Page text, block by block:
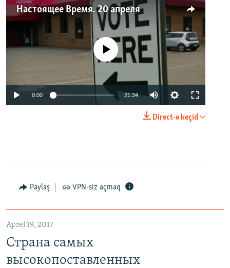
Настоящее Время. 20 апреля
No media source currently available
0:00 21:34
Direct-ə keçid
Paylaş VPN-siz açmaq
Aprel 19, 2017
Страна самых
высокопоставленных